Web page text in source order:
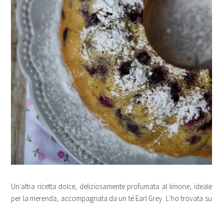
Un’altra ricetta dolce, deliziosamente profumata al limone, ideale
per la merenda, accompagnata da un té Earl Grey. L’ho trovata su